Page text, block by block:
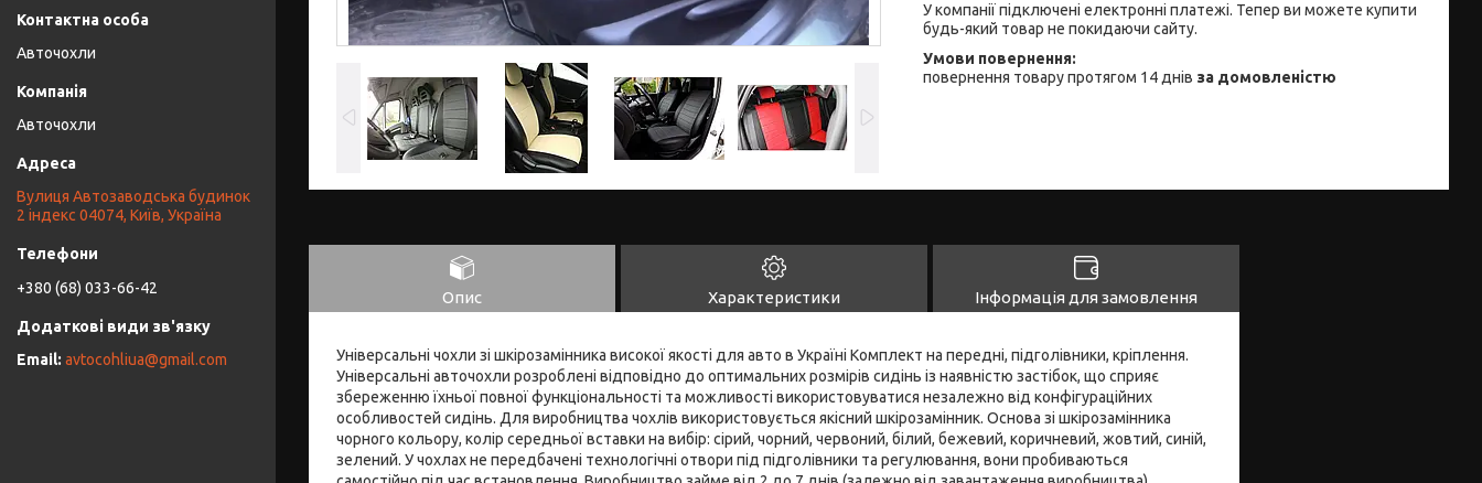
У компанії підключені електронні платежі. Тепер ви можете купити
будь-який товар не покидаючи сайту.
повернення товару протягом 14 днів за домовленістю
Опис Характеристики Інформація для замовлення
Універсальні чохли зі шкірозамінника високої якості для авто в Україні Комплект на передні, підголівники, кріплення.
Універсальні авточохли розроблені відповідно до оптимальних розмірів сидінь із наявністю застібок, що сприяє
збереженню їхньої повної функціональності та можливості використовуватися незалежно від конфігураційних
особливостей сидінь. Для виробництва чохлів використовується якісний шкірозамінник. Основа зі шкірозамінника
чорного кольору, колір середньої вставки на вибір: сірий, чорний, червоний, білий, бежевий, коричневий, жовтий, синій,
зелений. У чохлах не передбачені технологічні отвори під підголівники та регулювання, вони пробиваються
Авточохли
Авточохли
Вулиця Автозаводська будинок
2 індекс 04074, Київ, Україна
+380 (68) 033-66-42
avtocohliua@gmail.com